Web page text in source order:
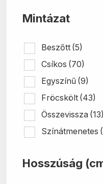
Mintázat
Beszőtt (5)
Csíkos (70)
Egyszínű (9)
Fröcskölt (43)
Összevissza (13)
Színátmenetes
Hosszúság